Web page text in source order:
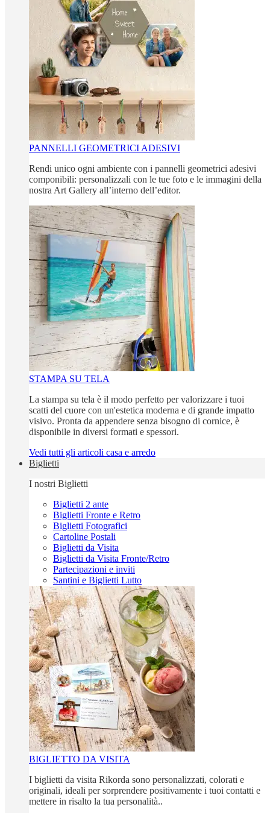
PANNELLI GEOMETRICI ADESIVI
Rendi unico ogni ambiente con i pannelli geometrici adesivi
componibili: personalizzali con le tue foto e le immagini della
nostra Art Gallery all’interno dell’editor.
STAMPA SU TELA
La stampa su tela è il modo perfetto per valorizzare i tuoi
scatti del cuore con un'estetica moderna e di grande impatto
visivo. Pronta da appendere senza bisogno di cornice, è
disponibile in diversi formati e spessori.
Vedi tutti gli articoli casa e arredo
Biglietti
I nostri Biglietti
Biglietti 2 ante
Biglietti Fronte e Retro
Biglietti Fotografici
Cartoline Postali
Biglietti da Visita
Biglietti da Visita Fronte/Retro
Partecipazioni e inviti
Santini e Biglietti Lutto
BIGLIETTO DA VISITA
I biglietti da visita Rikorda sono personalizzati, colorati e
originali, ideali per sorprendere positivamente i tuoi contatti e
mettere in risalto la tua personalità..